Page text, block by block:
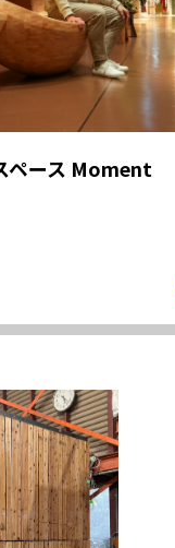
ペース Moment